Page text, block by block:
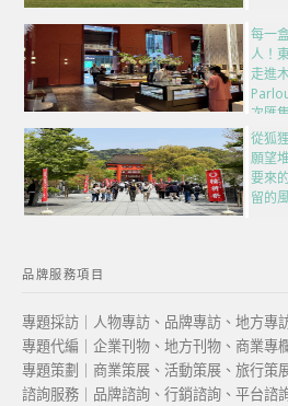
每一
人！
走進
次匯
從狐
願望
要來
留的
品牌服務項目
專題採訪｜人物專訪、品牌專訪、地方專
專題代編｜企業刊物、地方刊物、商業專
專題策劃｜商業策展、活動策展、旅行策
諮詢服務｜品牌諮詢、行銷諮詢、平台諮